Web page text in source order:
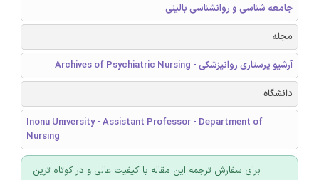
جامعه شناسی و روانشناسی بالینی
مجله
آرشیو پرستاری روانپزشکی - Archives of Psychiatric Nursing
دانشگاه
Inonu Unıversity - Assistant Professor - Department of
Nursing
برای سفارش ترجمه این مقاله با کیفیت عالی و در کوتاه ترین